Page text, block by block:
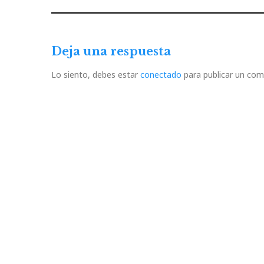
de
Deja una respuesta
Lo siento, debes estar conectado para publicar un